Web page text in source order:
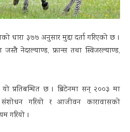
धारा ३७७ अनुसार मुद्दा दर्ता गरिएको छ ।
नेदरल्याण्ड, फ्रान्स तथा स्विजरल्याण्ड,
प्रतिबन्धित छ । ब्रिटेनमा सन् २००३ मा
गरियो र आजीवन कारावासको
गरियो ।